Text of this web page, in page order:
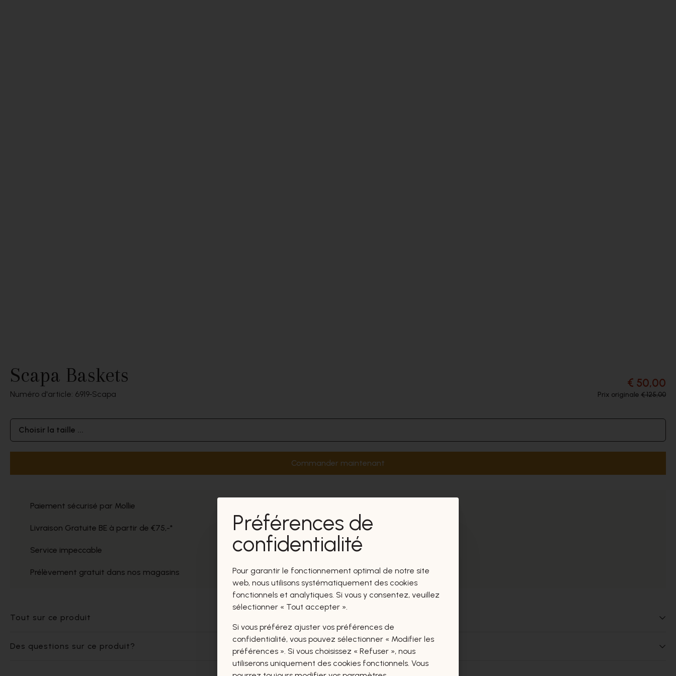
Scapa Baskets
Numéro d'article: 6919 Scapa
€ 50,00
Prix originale € 125,00
Choisir la taille ...
Commander maintenant
Paiement sécurisé par Mollie
Livraison Gratuite BE à partir de €75,-*
Service impeccable
Prélèvement gratuit dans nos magasins
Tout sur ce produit
Des questions sur ce produit?
Préférences de
confidentialité
Pour garantir le fonctionnement optimal de notre site
web, nous utilisons systématiquement des cookies
fonctionnels et analytiques. Si vous y consentez, veuillez
sélectionner « Tout accepter ».
Si vous préférez ajuster vos préférences de
confidentialité, vous pouvez sélectionner « Modifier les
préférences ». Si vous choisissez « Refuser », nous
utiliserons uniquement des cookies fonctionnels. Vous